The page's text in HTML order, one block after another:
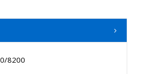
8200